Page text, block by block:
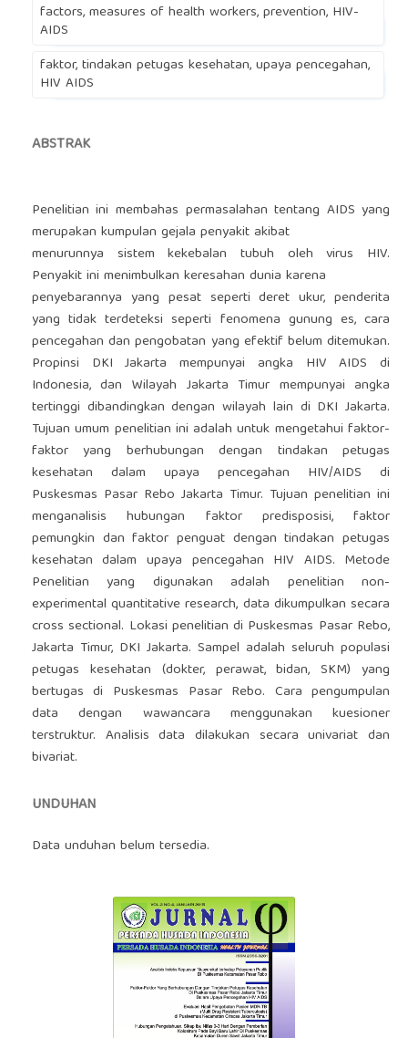
factors, measures of health workers, prevention, HIV-
AIDS
faktor, tindakan petugas kesehatan, upaya pencegahan,
HIV AIDS
ABSTRAK
Penelitian ini membahas permasalahan tentang AIDS yang
merupakan kumpulan gejala penyakit akibat
menurunnya sistem kekebalan tubuh oleh virus HIV.
Penyakit ini menimbulkan keresahan dunia karena
penyebarannya yang pesat seperti deret ukur, penderita
yang tidak terdeteksi seperti fenomena gunung es, cara
pencegahan dan pengobatan yang efektif belum ditemukan.
Propinsi DKI Jakarta mempunyai angka HIV AIDS di
Indonesia, dan Wilayah Jakarta Timur mempunyai angka
tertinggi dibandingkan dengan wilayah lain di DKI Jakarta.
Tujuan umum penelitian ini adalah untuk mengetahui faktor-
faktor yang berhubungan dengan tindakan petugas
kesehatan dalam upaya pencegahan HIV/AIDS di
Puskesmas Pasar Rebo Jakarta Timur. Tujuan penelitian ini
menganalisis hubungan faktor predisposisi, faktor
pemungkin dan faktor penguat dengan tindakan petugas
kesehatan dalam upaya pencegahan HIV AIDS. Metode
Penelitian yang digunakan adalah penelitian non-
experimental quantitative research, data dikumpulkan secara
cross sectional. Lokasi penelitian di Puskesmas Pasar Rebo,
Jakarta Timur, DKI Jakarta. Sampel adalah seluruh populasi
petugas kesehatan (dokter, perawat, bidan, SKM) yang
bertugas di Puskesmas Pasar Rebo. Cara pengumpulan
data dengan wawancara menggunakan kuesioner
terstruktur. Analisis data dilakukan secara univariat dan
bivariat.
UNDUHAN
Data unduhan belum tersedia.